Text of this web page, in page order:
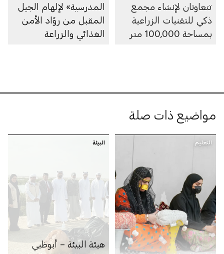
تتعاونان لإنشاء مجمع
ذكي للتقنيات الزراعية
بمساحة 100,000 متر
المدرسية» لإلهام الجيل
المقبل من روّاد الأمن
الغذائي والزراعة
مواضيع ذات صلة
التعليم البيئة
هيئة البيئة – أبوظبي